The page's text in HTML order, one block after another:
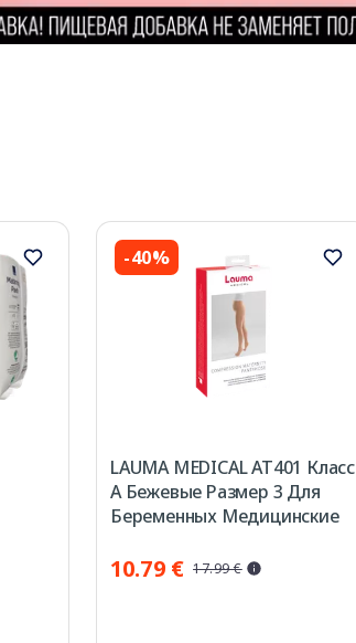
-40%
LAUMA MEDICAL AT401 Класс
А Бежевые Размер 3 Для
Беременных Медицинские
шт.
10.79 € 17.99 €